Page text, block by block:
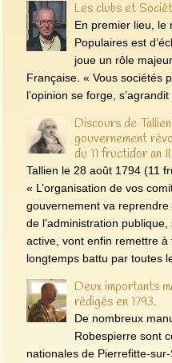
Les clubs et
En premier lieu, le
Populaires est
joue un rôle
Française. « Vous sociétés
l’opinion se forge,
Discours de
gouvernement
du 11 fructidor an
Tallien le 28 août 1794 (11
« L’organisation de vos
gouvernement va
de l’administration
active, vont enfin remettre à
longtemps battu par toutes
Deux importants
rédigés en 1793.
De nombreux
Robespierre sont
nationales de Pierrefitte-sur-